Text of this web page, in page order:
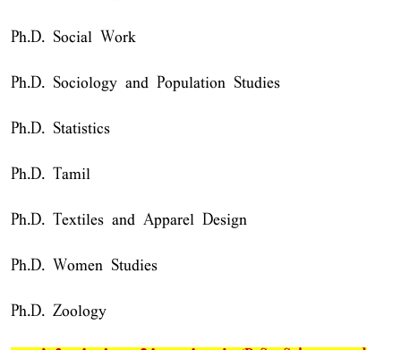
Ph.D. Social Work
Ph.D. Sociology and Population Studies
Ph.D. Statistics
Ph.D. Tamil
Ph.D. Textiles and Apparel Design
Ph.D. Women Studies
Ph.D. Zoology